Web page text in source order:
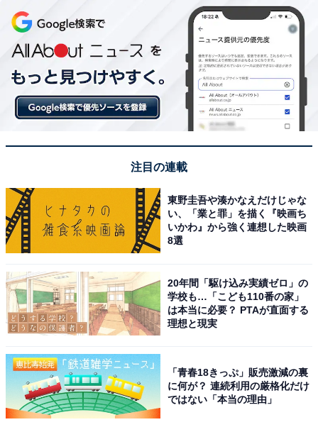
無料の漫画が約2,000冊も用意された広々とした
「にぎわい処」や、ゴロゴロ横になれる畳の「おや
すみ処」など休憩エリアが非常に充実しており、家
族連れでも一日中ゆったり快適にリラックスして過
ごせた。
アクセス・料金情報は？ 泊まれる？
注目の連載
東野圭吾や湊かなえだけじゃな
い、「業と罪」を描く『映画ち
いかわ』から強く連想した映画
8選
20年間「駆け込み実績ゼロ」の
学校も…「こども110番の家」
は本当に必要？ PTAが直面する
理想と現実
「青春18きっぷ」販売激減の裏
に何が？ 連続利用の厳格化だけ
ではない「本当の理由」